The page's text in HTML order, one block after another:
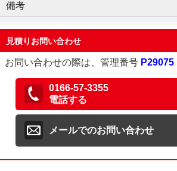
備考
見積りお問い合わせ
お問い合わせの際は、管理番号 P29075
0166-57-3355
電話する
メールでのお問い合わせ